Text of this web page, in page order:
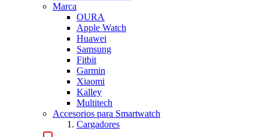
Marca
OURA
Apple Watch
Huawei
Samsung
Fitbit
Garmin
Xiaomi
Kalley
Multitech
Accesorios para Smartwatch
Cargadores